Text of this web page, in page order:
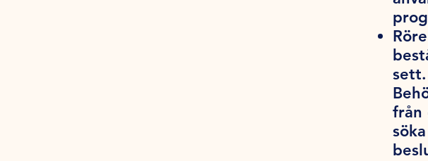
sett.
från